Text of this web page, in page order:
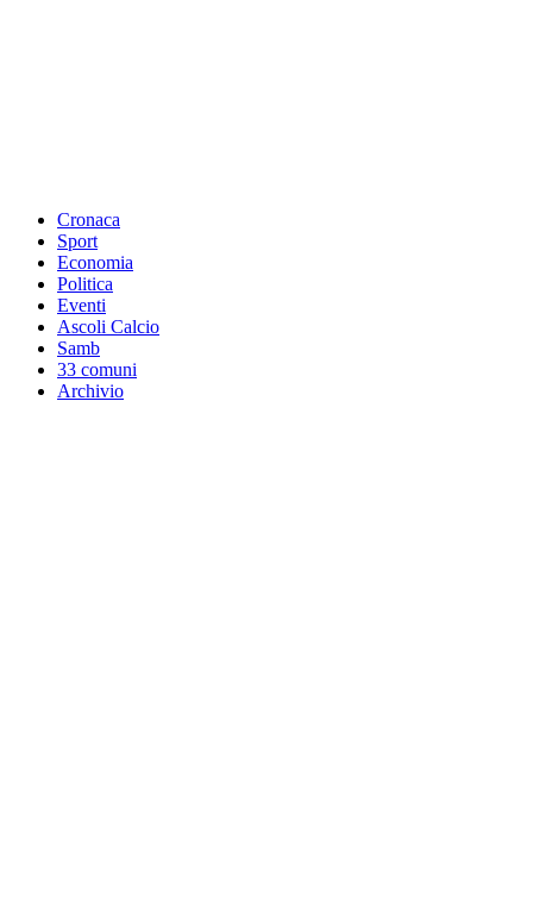
Cronaca
Sport
Economia
Politica
Eventi
Ascoli Calcio
Samb
33 comuni
Archivio